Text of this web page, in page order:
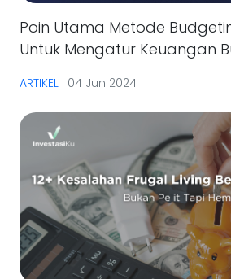
Poin Utama Metode
Untuk Mengatur Keuangan
ARTIKEL | 04 Jun 2024